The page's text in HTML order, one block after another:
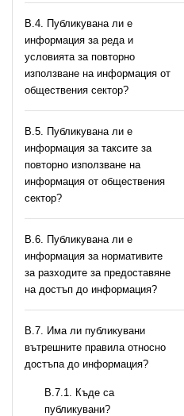
В.4. Публикувана ли е
информация за реда и
условията за повторно
използване на информация от
обществения сектор?
В.5. Публикувана ли е
информация за таксите за
повторно използване на
информация от обществения
сектор?
В.6. Публикувана ли е
информация за нормативите
за разходите за предоставяне
на достъп до информация?
В.7. Има ли публикувани
вътрешните правила относно
достъпа до информация?
В.7.1. Къде са
публикувани?